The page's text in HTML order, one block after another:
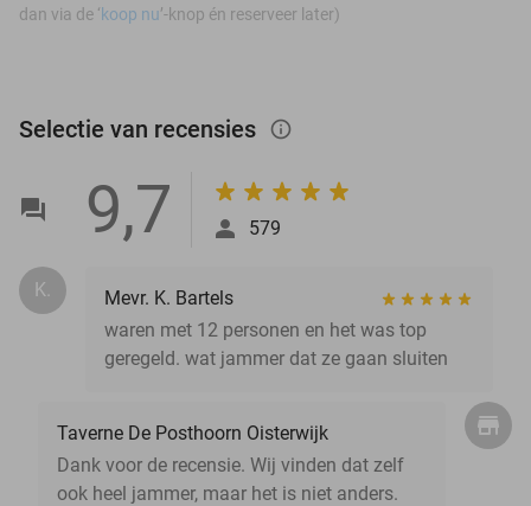
dan via de ‘koop nu’-knop én reserveer later)
Selectie van recensies info_outlined
9,7 579
K.
Mevr. K. Bartels
waren met 12 personen en het was top
geregeld. wat jammer dat ze gaan sluiten
Taverne De Posthoorn Oisterwijk
Dank voor de recensie. Wij vinden dat zelf
ook heel jammer, maar het is niet anders.